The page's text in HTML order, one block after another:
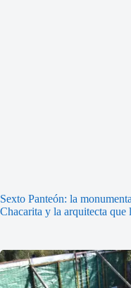
Sexto Panteón: la
Chacarita y la arquitecta